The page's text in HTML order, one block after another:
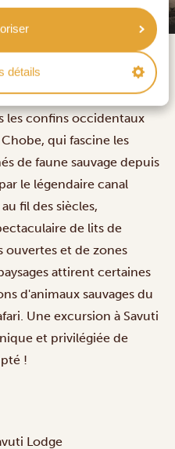
détails
les plus
d'Afrique, un vaste
les confins occidentaux
qui fascine les
de faune sauvage depuis
le légendaire canal
fil des siècles,
de lits de
ouvertes et de zones
attirent certaines
d'animaux sauvages du
. Une excursion à Savuti
et privilégiée de
!
Lodge